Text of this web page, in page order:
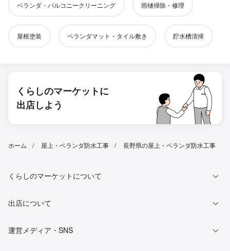
ベランダ・バルコニークリーニング 雨樋掃除・修理
屋根塗装 ベランダマット・タイル敷き 貯水槽清掃
くらしのマーケットに
出店しよう
ホーム 屋上・ベランダ防水工事 長野県の屋上・ベランダ防水工事
くらしのマーケットについて
出店について
運営メディア・SNS